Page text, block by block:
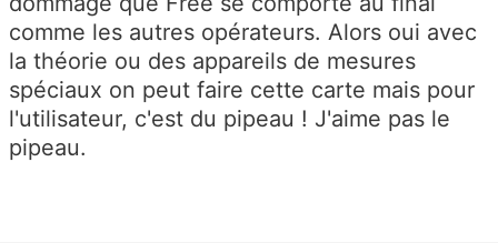
comme les autres opérateurs. Alors oui avec
la théorie ou des appareils de mesures
spéciaux on peut faire cette carte mais pour
l'utilisateur, c'est du pipeau ! J'aime pas le
pipeau.